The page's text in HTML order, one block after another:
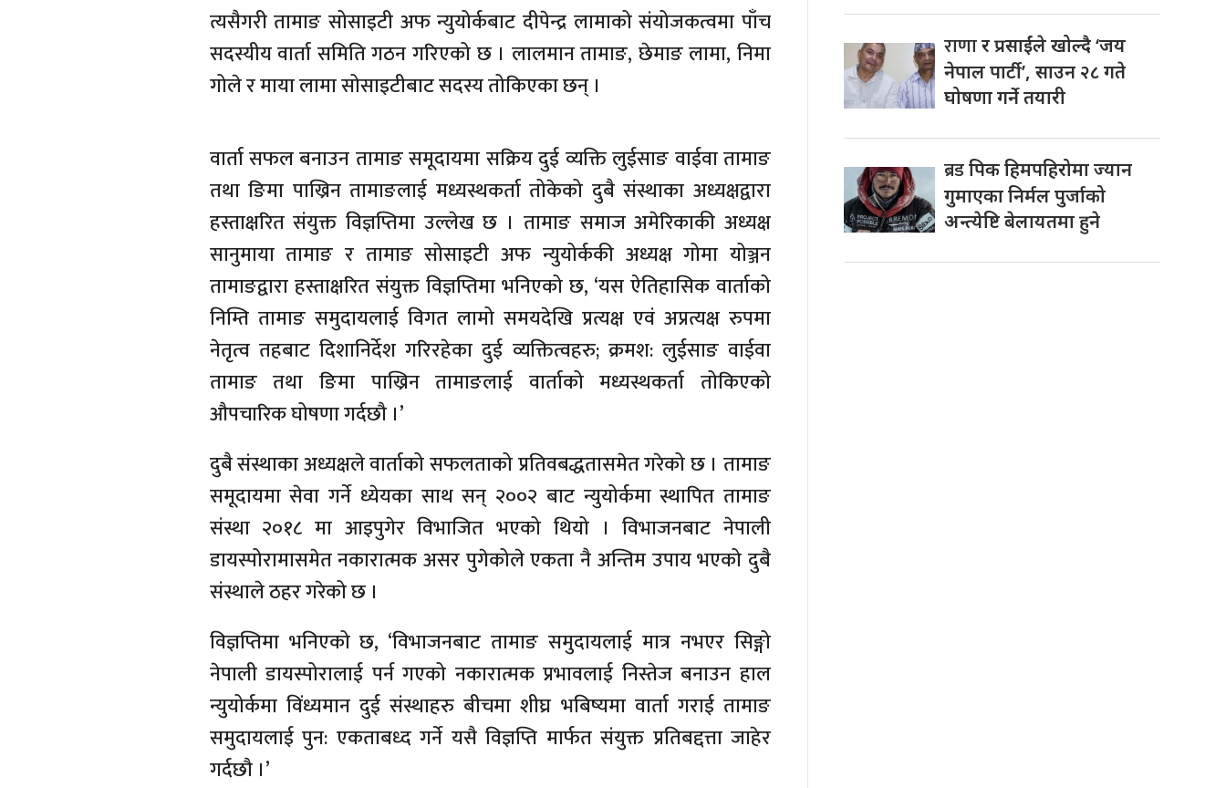
त्यसैगरी तामाङ सोसाइटी अफ न्युयोर्कबाट दीपेन्द्र लामाको संयोजकत्वमा पाँच
सदस्यीय वार्ता समिति गठन गरिएको छ । लालमान तामाङ, छेमाङ लामा, निमा
गोले र माया लामा सोसाइटीबाट सदस्य तोकिएका छन् ।
वार्ता सफल बनाउन तामाङ समूदायमा सक्रिय दुई व्यक्ति लुईसाङ वाईवा तामाङ
तथा ङिमा पाख्रिन तामाङलाई मध्यस्थकर्ता तोकेको दुबै संस्थाका अध्यक्षद्वारा
हस्ताक्षरित संयुक्त विज्ञप्तिमा उल्लेख छ । तामाङ समाज अमेरिकाकी अध्यक्ष
सानुमाया तामाङ र तामाङ सोसाइटी अफ न्युयोर्ककी अध्यक्ष गोमा योञ्जन
तामाङद्वारा हस्ताक्षरित संयुक्त विज्ञप्तिमा भनिएको छ, ‘यस ऐतिहासिक वार्ताको
निम्ति तामाङ समुदायलाई विगत लामो समयदेखि प्रत्यक्ष एवं अप्रत्यक्ष रुपमा
नेतृत्व तहबाट दिशानिर्देश गरिरहेका दुई व्यक्तित्वहरु; क्रमश: लुईसाङ वाईवा
तामाङ तथा ङिमा पाख्रिन तामाङलाई वार्ताको मध्यस्थकर्ता तोकिएको
औपचारिक घोषणा गर्दछौ ।’
दुबै संस्थाका अध्यक्षले वार्ताको सफलताको प्रतिवबद्धतासमेत गरेको छ । तामाङ
समूदायमा सेवा गर्ने ध्येयका साथ सन् २००२ बाट न्युयोर्कमा स्थापित तामाङ
संस्था २०१८ मा आइपुगेर विभाजित भएको थियो । विभाजनबाट नेपाली
डायस्पोरामासमेत नकारात्मक असर पुगेकोले एकता नै अन्तिम उपाय भएको दुबै
संस्थाले ठहर गरेको छ ।
विज्ञप्तिमा भनिएको छ, ‘विभाजनबाट तामाङ समुदायलाई मात्र नभएर सिङ्गो
नेपाली डायस्पोरालाई पर्न गएको नकारात्मक प्रभावलाई निस्तेज बनाउन हाल
न्युयोर्कमा विंध्यमान दुई संस्थाहरु बीचमा शीघ्र भबिष्यमा वार्ता गराई तामाङ
समुदायलाई पुन: एकताबध्द गर्ने यसै विज्ञप्ति मार्फत संयुक्त प्रतिबद्दत्ता जाहेर
गर्दछौ ।’
राणार प्रसाईंले खोल्दै ‘जय
नेपाल पार्टी’, साउन २८ गते
घोषणा गर्ने तयारी
ब्रडपिक हिमपहिरोमा ज्यान
गुमाएका निर्मल पुर्जाको
अन्त्येष्टि बेलायतमा हुने